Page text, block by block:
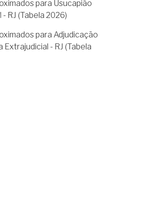
para Usucapião
RJ (Tabela 2026)
para Adjudicação
Extrajudicial - RJ (Tabela